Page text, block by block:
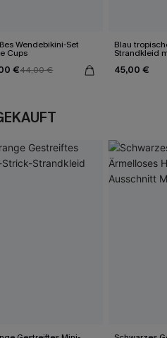
Wendebikini-Set
Cups
€44,00 €
Blau
Strandkleid
45,00 €